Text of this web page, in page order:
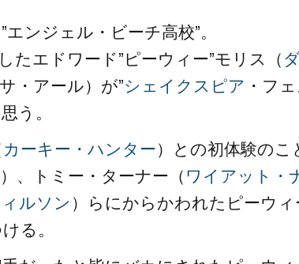
エンジェル・ビーチ高校”。
たエドワード”ピーウィー”モリス（
・アール）が”シェイクスピア ・フ
う。
カーキー・ハンター）との初体験のこ
）、トミー・ターナー（ ワイアット・
ルソン ）らにからかわれたピーウ
る。